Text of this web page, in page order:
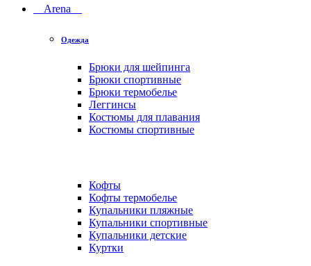
Arena
Одежда
Брюки для шейпинга
Брюки спортивные
Брюки термобелье
Леггинсы
Костюмы для плавания
Костюмы спортивные
Кофты
Кофты термобелье
Купальники пляжные
Купальники спортивные
Купальники детские
Куртки